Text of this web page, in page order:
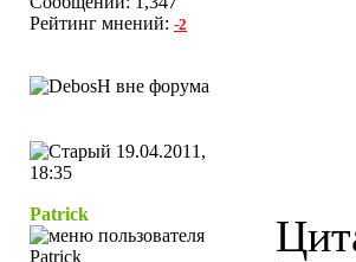
Рейтинг мнений: -2
19.04.2011,
18:35
Patrick